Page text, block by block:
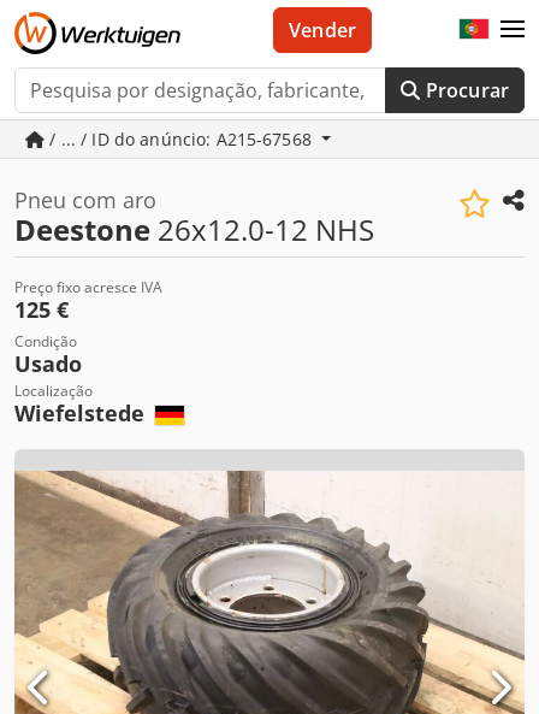
Procurar
Vender
/ ... / ID do anúncio: A215-67568
Pneu com aro
Deestone 26x12.0-12 NHS
Preço fixo acresce IVA
125 €
Condição
Usado
Localização
Wiefelstede